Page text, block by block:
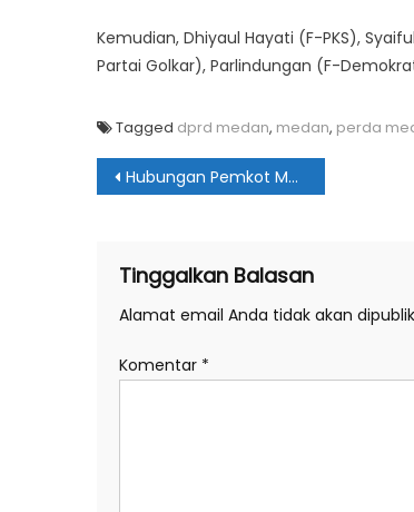
Kemudian, Dhiyaul Hayati (F-PKS),
Partai Golkar), Parlindungan (F-
Tagged dprd medan, medan, perda
Navigasi
Hubungan Pemkot Medan & Yonmarhanlan I Belawan Diharapkan Semakin Baik
Tinggalkan Balasan
Alamat email Anda tidak akan
Komentar *